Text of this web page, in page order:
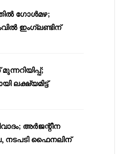
ഗോൾമഴ;
ഇംഗ്ലണ്ടിന്
ലക്ഷ്യമിട്ട്
അർജന്റീന
നടപടി ഫൈനലിന്